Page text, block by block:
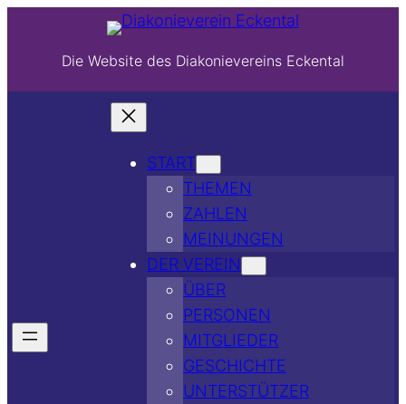
Die Website des Diakonievereins Eckental
START
THEMEN
ZAHLEN
MEINUNGEN
DER VEREIN
ÜBER
PERSONEN
MITGLIEDER
GESCHICHTE
UNTERSTÜTZER